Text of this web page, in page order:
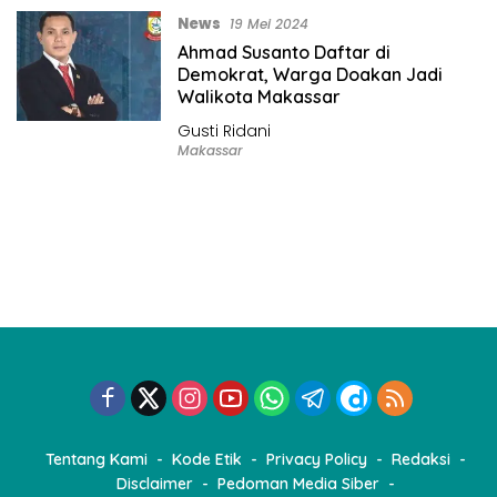
News 19 Mei 2024
Ahmad Susanto Daftar di
Demokrat, Warga Doakan Jadi
Walikota Makassar
Gusti Ridani
Makassar
Tentang Kami Kode Etik Privacy Policy
Redaksi
Disclaimer
Pedoman Media Siber